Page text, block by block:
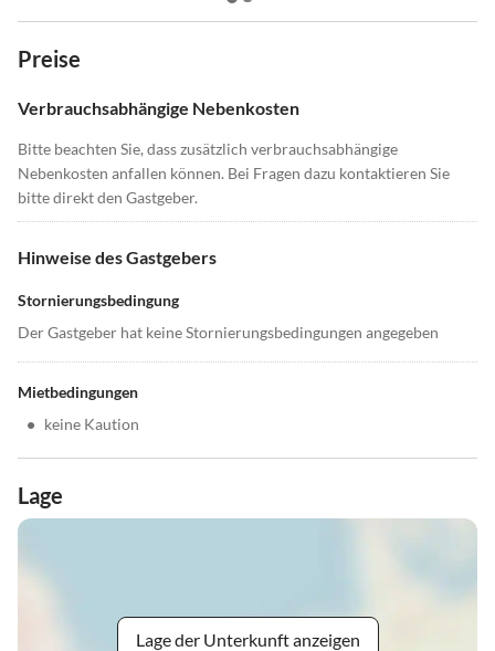
Preise
Verbrauchsabhängige Nebenkosten
Bitte beachten Sie, dass zusätzlich verbrauchsabhängige
Nebenkosten anfallen können. Bei Fragen dazu kontaktieren Sie
bitte direkt den Gastgeber.
Hinweise des Gastgebers
Stornierungsbedingung
Der Gastgeber hat keine Stornierungsbedingungen angegeben
Mietbedingungen
• keine Kaution
Lage
Lage der Unterkunft anzeigen